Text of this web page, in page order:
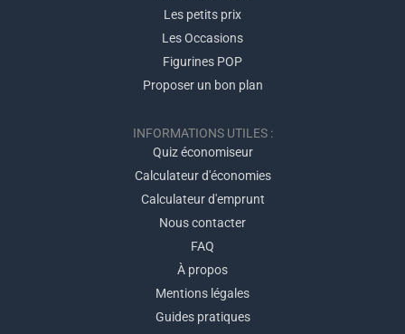
Les petits prix
Les Occasions
Figurines POP
Proposer un bon plan
INFORMATIONS UTILES :
Quiz économiseur
Calculateur d'économies
Calculateur d'emprunt
Nous contacter
FAQ
À propos
Mentions légales
Guides pratiques